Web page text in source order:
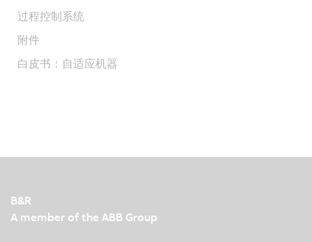
过程控制系统
附件
白皮书：自适应机器
B&R
A member of the ABB Group